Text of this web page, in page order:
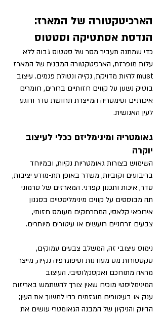
הארכיטקטורה של המארז:
הנדסת אסתטיקה וסטטוס
כדי שמתנה תעביר מסר של סטטוס גבוה ללא
עלות מופרזת, הארכיטקטורה המבנית של המארז
must להיות מדויקת, נקייה ונטולת פגמים. עיצוב
בוטיק נשען על קווים חזותיים ברורים, חומרים
איכותיים וסימטריה המייצרת תחושת סדר ורוגע
לעין האנושית.
גאומטריה ומינימליזם ככלי לעיצוב
יוקרה
השימוש בצורות גאומטריות נקיות, ובמיוחד
בריבועים וקוביות, משדר באופן תת-מודע יציבות,
סדר, איכות ותכנון קפדני. המארזים של סרמוני
תה מבוססים על קווים מינימליסטיים בסגנון
אירופאי קלאסי, המתרחקים מעומס חזותי,
צבעים זרחניים רועשים או עיטורים מיותרים.
נימוס עיצובי זה, המשלב צבעים עמוקים,
טקסטורות מט מעודנות וטיפוגרפיה נקייה, מייצר
מראה מתוחכם ואקסקלוסיבי. העיצוב
המינימליסטי מוכיח שאין צורך להשתמש באריזות
ענק או בעיטופים מוגזמים כדי למשוך את העין;
הדיוק והניקיון של המבנה הגאומטרי עושים את